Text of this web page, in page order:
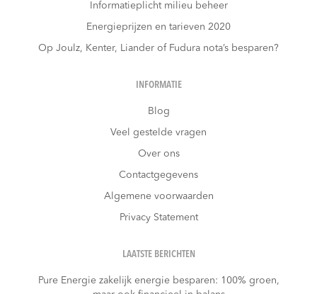
Informatieplicht milieu beheer
Energieprijzen en tarieven 2020
Op Joulz, Kenter, Liander of Fudura nota’s besparen?
INFORMATIE
Blog
Veel gestelde vragen
Over ons
Contactgegevens
Algemene voorwaarden
Privacy Statement
LAATSTE BERICHTEN
Pure Energie zakelijk energie besparen: 100% groen,